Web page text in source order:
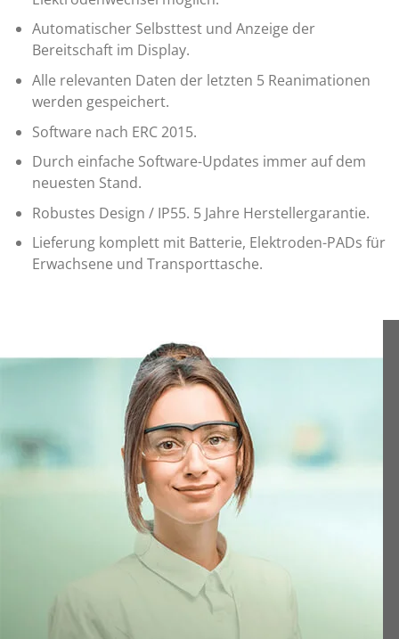
Automatischer Selbsttest und Anzeige der
Bereitschaft im Display.
Alle relevanten Daten der letzten 5 Reanimationen
werden gespeichert.
Software nach ERC 2015.
Durch einfache Software-Updates immer auf dem
neuesten Stand.
Robustes Design / IP55. 5 Jahre Herstellergarantie.
Lieferung komplett mit Batterie, Elektroden-PADs für
Erwachsene und Transporttasche.